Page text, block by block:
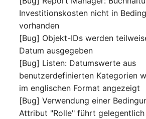
Release Notes 1.17
Release Notes 1.16
Release Notes 1.14
Release Notes 1.13
Eindeutige
Referenzierungen
Web GUI
Benutzerdefinierte Zähler
Komplexe Reports
Passwörter verwalten
Prod→Test Datenbank-
Synchronisation
Standort-basierte
Benutzerrechte
OCS Inventory NG
Relocate-CI
Replacement
Rights Documentation
SHD Connect
DIY
Investitionskosten nicht in
vorhanden
[Bug] Objekt-IDs werden
Datum ausgegeben
[Bug] Listen: Datumswerte aus
benutzerdefinierten Kategorien
im englischen Format angezeigt
[Bug] Verwendung einer
Attribut "Rolle" führt